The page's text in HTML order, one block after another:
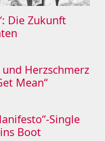
Die Zukunft
Herzschmerz
Mean“
Single
Boot